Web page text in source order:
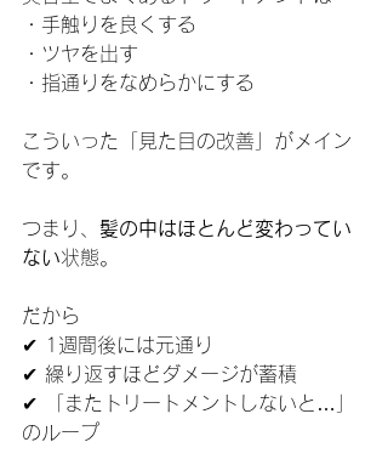
・手触りを良くする
・ツヤを出す
・指通りをなめらかにする
こういった「見た目の改善」がメイン
です。
つまり、 髪の中はほとんど変わってい
ない状態。
だから
✔ 1週間後には元通り
✔ 繰り返すほどダメージが蓄積
✔ 「またトリートメントしないと…」
のループ